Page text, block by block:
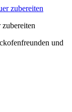
und